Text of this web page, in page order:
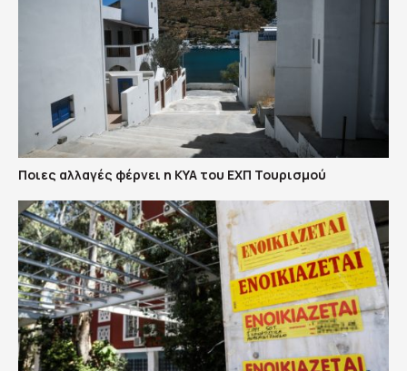
Ποιες αλλαγές φέρνει η ΚΥΑ του ΕΧΠ Τουρισμού